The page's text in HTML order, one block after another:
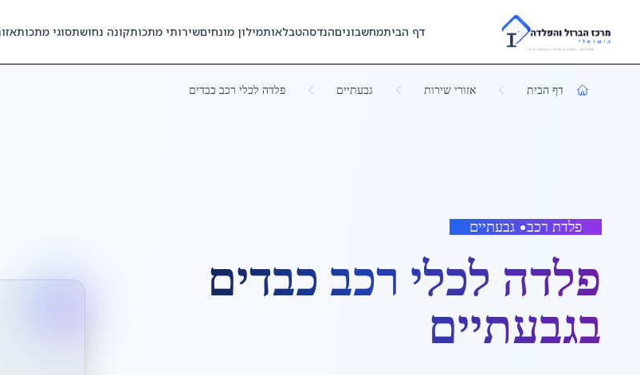
Skip to main content
דף הביתמחשבוניםהנדסהטבלאותמילון מונחיםשירותי מתכותקונה נחושתסוגי מתכות
דף הבית אזורי שירות גבעתיים פלדה לכלי רכב כבדים
פלדת רכב• גבעתיים
פלדה לכלי רכב כבדים
בגבעתיים